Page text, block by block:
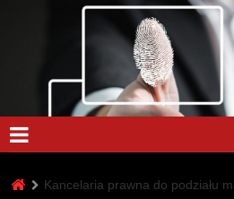
Kancelaria prawna do podziału